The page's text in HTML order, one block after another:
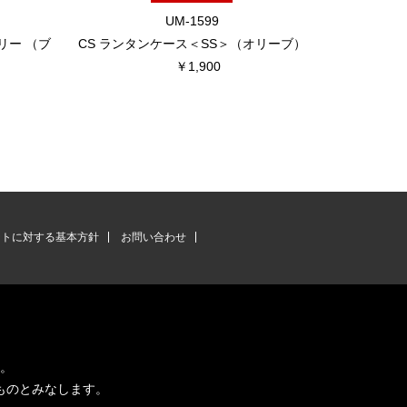
ー （ブ
UM-1599
CS ランタンケース＜SS＞（オリーブ）
￥1,900
に対する基本方針
お問い合わせ
とみなします。